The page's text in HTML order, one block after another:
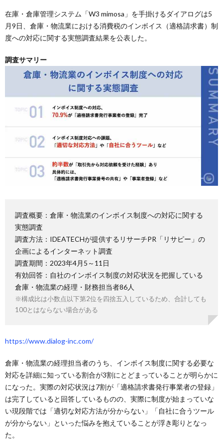
在庫・倉庫管理システム「W3 mimosa」を手掛けるダイアログは5
月9日、倉庫・物流業における消費税のインボイス（適格請求書）制
度への対応に関する実態調査結果を公表した。
調査サマリー
調査概要：倉庫・物流業のインボイス制度への対応に関する
実態調査
調査方法：IDEATECHが提供するリサーチPR「リサピー」の
企画によるインターネット調査
調査期間：2023年4月5～11日
有効回答：自社のインボイス制度の対応状況を把握している
倉庫・物流業の経理・財務担当者86人
※構成比は小数点以下第2位を四捨五入しているため、合計しても
100とはならない場合がある
https://www.dialog-inc.com/
倉庫・物流業の経理担当者のうち、インボイス制度に関する必要な
対応を詳細に知っている割合が3割にとどまっていることが明らかに
になった。実際の対応状況は7割が「適格請求書発行事業者の登録」
は完了していると回答しているものの、実際に制度が始まっていな
い現段階では「適切な対応方法が分からない」「自社に合うツール
が分からない」といった悩みを抱えていることが浮き彫りとなっ
た。